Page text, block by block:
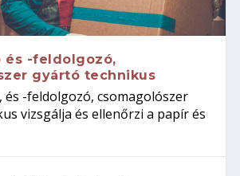
és -feldolgozó,
gyártó technikus
-feldolgozó, csomagolószer
vizsgálja és ellenőrzi a papír és